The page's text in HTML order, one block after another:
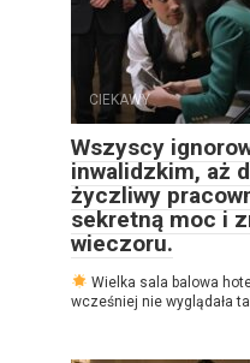
CIEKAWY
Wszyscy
inwalidzkim, aż
życzliwy
sekretną moc i
wieczoru.
Wielka sala balowa
wcześniej nie wyglądała